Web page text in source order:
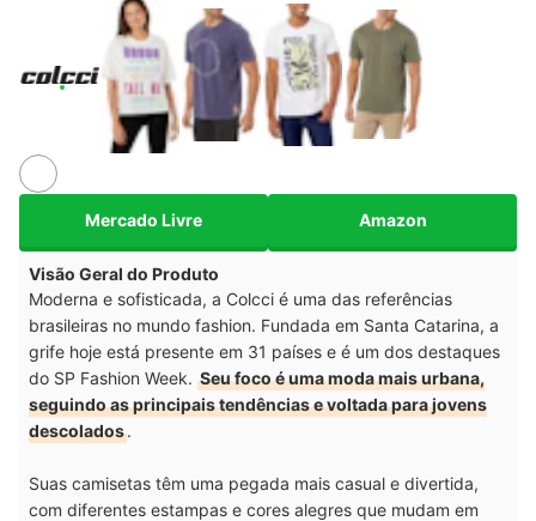
Mercado Livre Amazon
Visão Geral do Produto
Moderna e sofisticada, a Colcci é uma das referências
brasileiras no mundo fashion. Fundada em Santa Catarina, a
grife hoje está presente em 31 países e é um dos destaques
do SP Fashion Week. Seu foco é uma moda mais urbana,
seguindo as principais tendências e voltada para jovens
descolados.
Suas camisetas têm uma pegada mais casual e divertida,
com diferentes estampas e cores alegres que mudam em